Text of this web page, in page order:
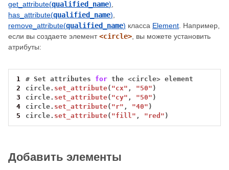
get_attribute(qualified_name)
has_attribute(qualified_name)
remove_attribute(qualified_name) класса Element . Например,
если вы создаете элемент<circle> , вы можете установить
атрибуты:
1 # Set attributes for the <circle> element
2
circle. set_attribute( "cx" , "50" )
3
circle. set_attribute( "cy" , "50" )
4
circle. set_attribute( "r" , "40" )
5
circle. set_attribute( "fill" , "red" )
Добавить элементы